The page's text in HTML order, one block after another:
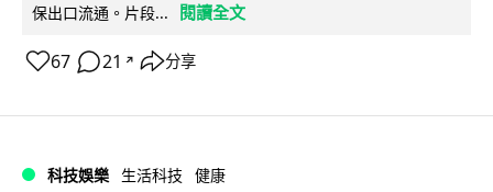
保出口流通。片段... 閱讀全文
67 21 ↗ 分享
科技娛樂 生活科技 健康